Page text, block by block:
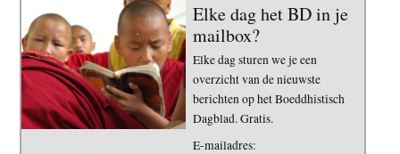
Elke dag het BD in je
mailbox?
Elke dag sturen we je een
overzicht van de nieuwste
berichten op het Boeddhistisch
Dagblad. Gratis.
E-mailadres: